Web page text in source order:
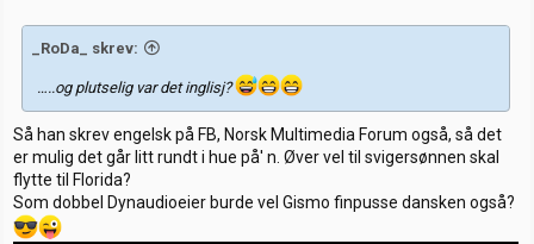
_RoDa_ skrev:
…..og plutselig var det inglisj?
Så han skrev engelsk på FB, Norsk Multimedia Forum også, så det
er mulig det går litt rundt i hue på' n. Øver vel til svigersønnen skal
flytte til Florida?
Som dobbel Dynaudioeier burde vel Gismo finpusse dansken også?